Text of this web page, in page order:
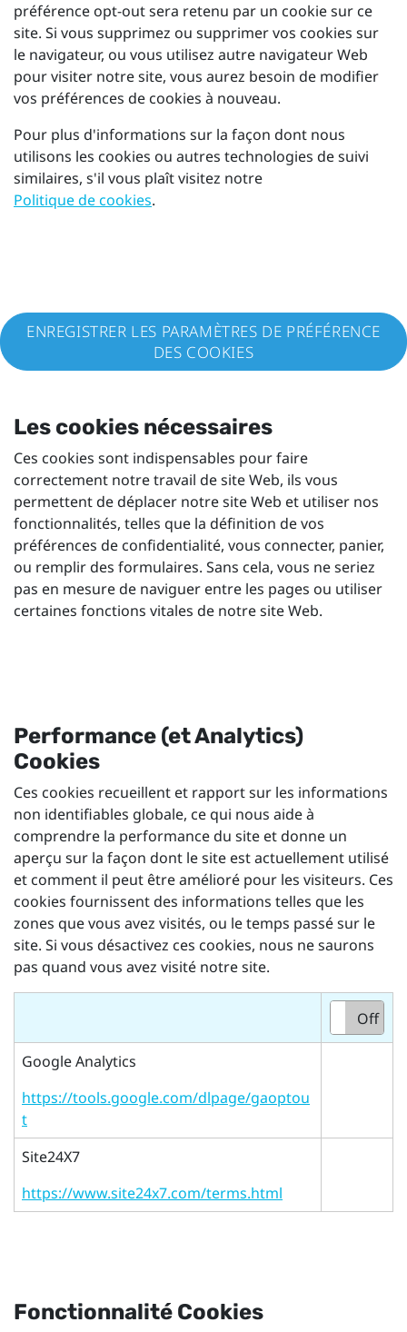
préférence opt-out sera retenu par un cookie sur ce
site. Si vous supprimez ou supprimer vos cookies sur
le navigateur, ou vous utilisez autre navigateur Web
pour visiter notre site, vous aurez besoin de modifier
vos préférences de cookies à nouveau.
Pour plus d'informations sur la façon dont nous
utilisons les cookies ou autres technologies de suivi
similaires, s'il vous plaît visitez notre
Politique de cookies.
ENREGISTRER LES PARAMÈTRES DE PRÉFÉRENCE
DES COOKIES
Les cookies nécessaires
Ces cookies sont indispensables pour faire
correctement notre travail de site Web, ils vous
permettent de déplacer notre site Web et utiliser nos
fonctionnalités, telles que la définition de vos
préférences de confidentialité, vous connecter, panier,
ou remplir des formulaires. Sans cela, vous ne seriez
pas en mesure de naviguer entre les pages ou utiliser
certaines fonctions vitales de notre site Web.
Performance (et Analytics)
Cookies
Ces cookies recueillent et rapport sur les informations
non identifiables globale, ce qui nous aide à
comprendre la performance du site et donne un
aperçu sur la façon dont le site est actuellement utilisé
et comment il peut être amélioré pour les visiteurs. Ces
cookies fournissent des informations telles que les
zones que vous avez visités, ou le temps passé sur le
site. Si vous désactivez ces cookies, nous ne saurons
pas quand vous avez visité notre site.
Off
Google Analytics
https://tools.google.com/dlpage/gaoptou
t
Site24X7
https://www.site24x7.com/terms.html
Fonctionnalité Cookies